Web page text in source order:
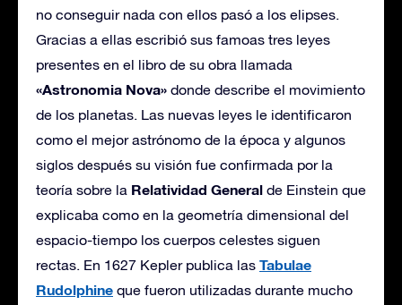
no conseguir nada con ellos pasó a los elipses.
Gracias a ellas escribió sus famoas tres leyes
presentes en el libro de su obra llamada
«Astronomia Nova» donde describe el movimiento
de los planetas. Las nuevas leyes le identificaron
como el mejor astrónomo de la época y algunos
siglos después su visión fue confirmada por la
teoría sobre la Relatividad General de Einstein que
explicaba como en la geometría dimensional del
espacio-tiempo los cuerpos celestes siguen
rectas. En 1627 Kepler publica las Tabulae
Rudolphine que fueron utilizadas durante mucho